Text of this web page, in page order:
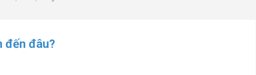
đến đâu?